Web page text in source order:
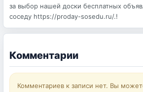
за выбор нашей доски бесплатных
соседу https://proday-sosedu.ru/.!
Комментарии
Комментариев к записи нет. Вы